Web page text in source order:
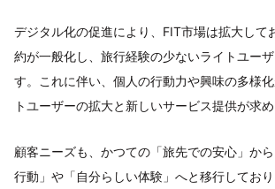
デジタル化の促進により、FIT市場は拡大して
約が一般化し、旅行経験の少ないライトユー
す。これに伴い、個人の行動力や興味の多様
トユーザーの拡大と新しいサービス提供が求め
顧客ニーズも、かつての「旅先での安心」か
行動」や「自分らしい体験」へと移行してお